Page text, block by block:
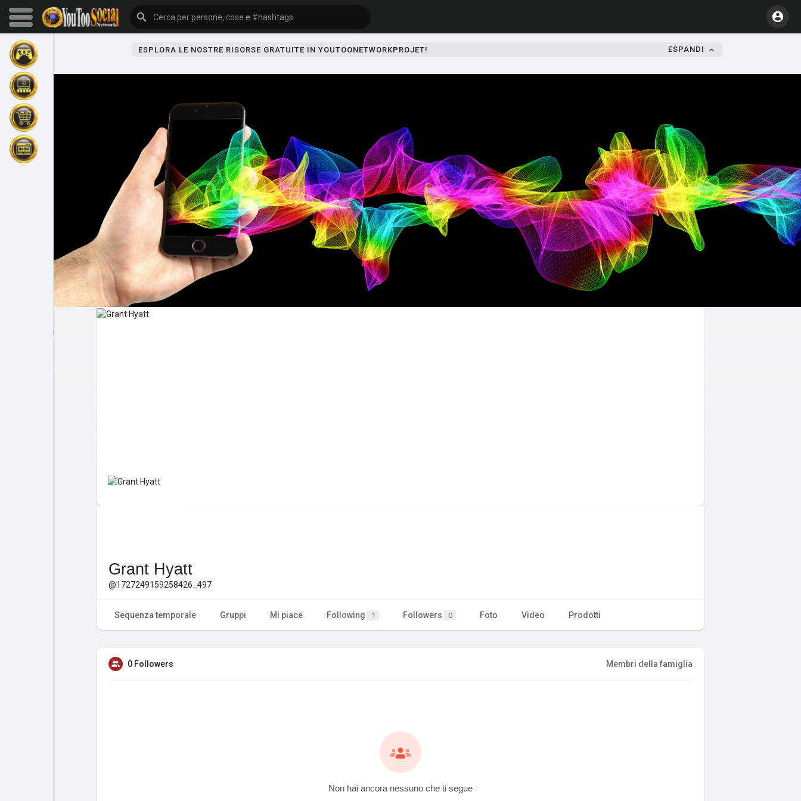
Sfoglia gli eventi
Esplorare
Post popolari Giochi
ESPLORA LE NOSTRE RISORSE GRATUITE IN YOUTOONETWORKPROJET! ESPANDI
Grant Hyatt
@1727249159258426_497
Sequenza temporale Gruppi Mi piace Following 1 Followers 0 Foto Video Prodotti
0 Followers Membri della famiglia
Non hai ancora nessuno che ti segue